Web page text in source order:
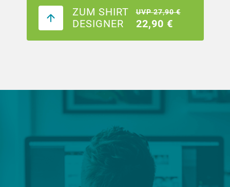
ZUM SHIRT
DESIGNER
UVP 27,90 €
22,90 €